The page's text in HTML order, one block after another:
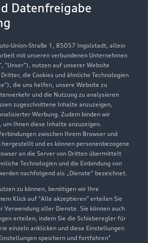
Datenfreigabe
Union-Straße 1, 85057 Ingolstadt, allein
mit unseren verbundenen Unternehmen
"Unser"), nutzen auf unserer Website
die Cookies und ähnliche Technologien
die uns helfen, unsere Website zu
und die Nutzung zu analysieren
zugeschnittene Inhalte anzuzeigen,
Werbung. Zudem binden wir
Ihnen diese Inhalte anzuzeigen.
zwischen Ihrem Browser und
und es können personenbezogene
an die Server von Dritten übermittelt
Technologien und die Einbindung von
nachfolgend als „Dienste“ bezeichnet.
zu können, benötigen wir Ihre
Klick auf "Alle akzeptieren" erteilen Sie
Verwendung aller Dienste. Sie können auch
erteilen, indem Sie die Schieberegler für
einzeln anklicken und diese Einstellungen
speichern und fortfahren"
Ladegerät
für schnelles und
von Mobiltelefonen, Tablets
World